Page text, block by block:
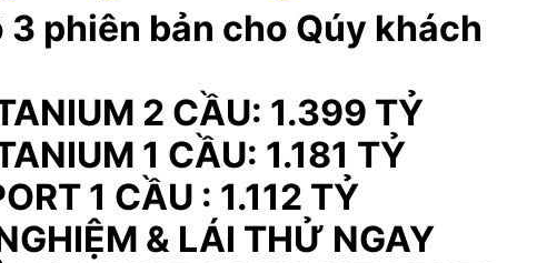
3 phiên bản cho Qúy khách
2 CẦU: 1.399 TỶ
1 CẦU: 1.181 TỶ
1 CẦU : 1.112 TỶ
& LÁI THỬ NGAY